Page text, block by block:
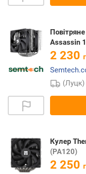
Assassin
2 230
(Луцк)
Кулер
(PA120)
2 250